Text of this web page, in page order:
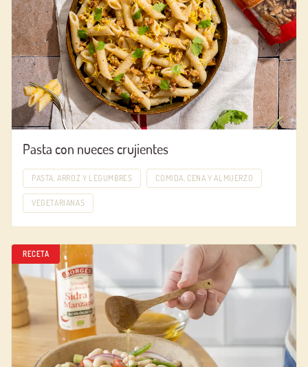
Pasta con nueces crujientes
PASTA, ARROZ Y LEGUMBRES COMIDA, CENA Y ALMUERZO
VEGETARIANAS
RECETA